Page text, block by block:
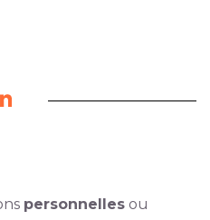
LinkedIn
personnellesou